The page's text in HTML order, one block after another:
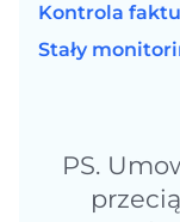
Kontrola
Stały
PS.